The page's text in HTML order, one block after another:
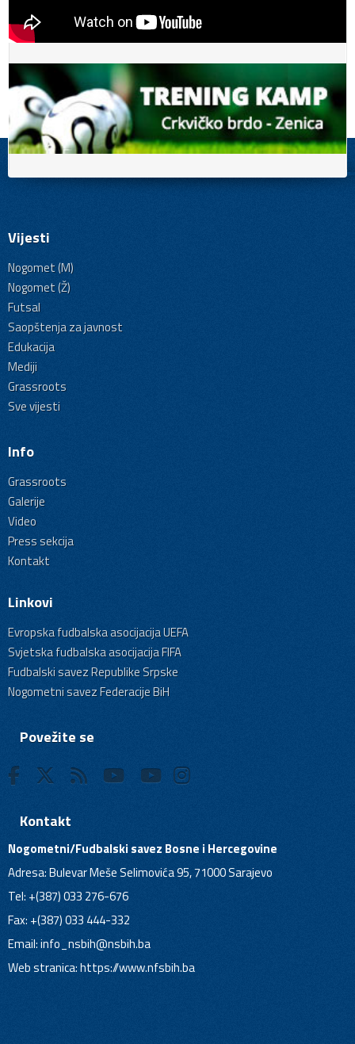
Vijesti
Nogomet (M)
Nogomet (Ž)
Futsal
Saopštenja za javnost
Edukacija
Mediji
Grassroots
Sve vijesti
Info
Grassroots
Galerije
Video
Press sekcija
Kontakt
Linkovi
Evropska fudbalska asocijacija UEFA
Svjetska fudbalska asocijacija FIFA
Fudbalski savez Republike Srpske
Nogometni savez Federacije BiH
Povežite se
Kontakt
Nogometni/Fudbalski savez Bosne i Hercegovine
Adresa: Bulevar Meše Selimovića 95, 71000 Sarajevo
Tel: +(387) 033 276-676
Fax: +(387) 033 444-332
Email:info_nsbih@nsbih.ba
Web stranica: https://www.nfsbih.ba